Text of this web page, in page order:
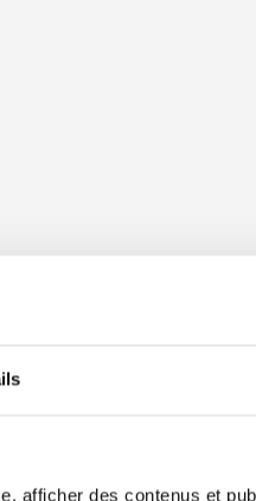
afficher des contenus et